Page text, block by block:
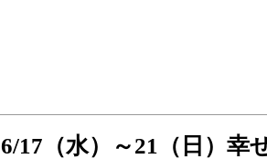
6/17（水）～21（日）幸